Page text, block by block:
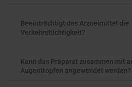
Beeinträchtigt das Arzneimittel die
Verkehrstüchtigkeit?
Kann das Präparat zusammen mit
Augentropfen angewendet werden?